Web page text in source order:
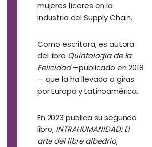
mujeres líderes en la
industria del Supply Chain.
Como escritora, es autora
del libro Quintología de la
Felicidad—publicado en 2018
— que la ha llevado a giras
por Europa y Latinoamérica.
En 2023 publica su segundo
libro, INTRAHUMANIDAD: El
arte del libre albedrío,